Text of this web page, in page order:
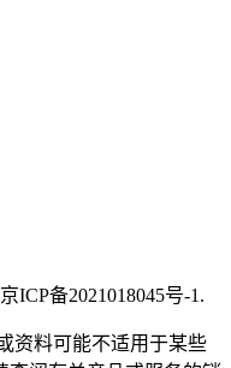
ICP备2021018045号-1.
资料可能不适用于某些